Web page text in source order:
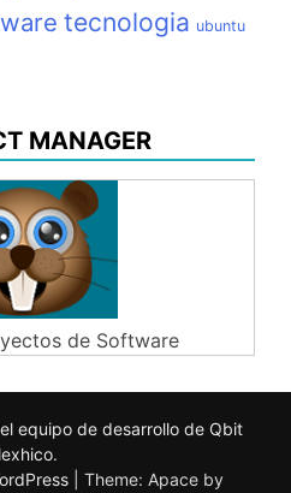
tecnologia ubuntu
MANAGER
de Software
equipo de desarrollo de Qbit
.
Theme: Apace by